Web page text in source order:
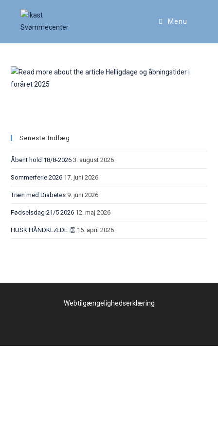
Menu
Helligdage og åbningstider i
Seneste Indlæg
Åbent hold 18/8-2026 3. august 2026
Sommerferie 2026 17. juni 2026
Træn med Diabetes 9. juni 2026
Fødselsdag 21/5 2026 12. maj 2026
HUSK HÅNDKLÆDE 👏 16. april 2026
Webtilgængelighedserklæring